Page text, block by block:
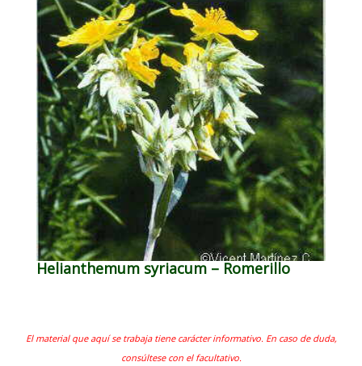
Helianthemum syriacum – Romerillo
El material que aquí se trabaja tiene carácter informativo. En caso de duda,
consúltese con el facultativo.